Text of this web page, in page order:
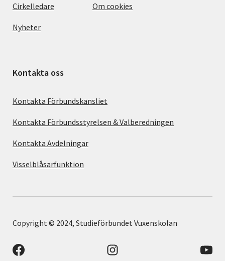
Cirkelledare
Nyheter
Om cookies
Kontakta oss
Kontakta Förbundskansliet
Kontakta Förbundsstyrelsen & Valberedningen
Kontakta Avdelningar
Visselblåsarfunktion
Copyright © 2024, Studieförbundet Vuxenskolan